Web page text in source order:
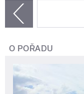
O POŘADU